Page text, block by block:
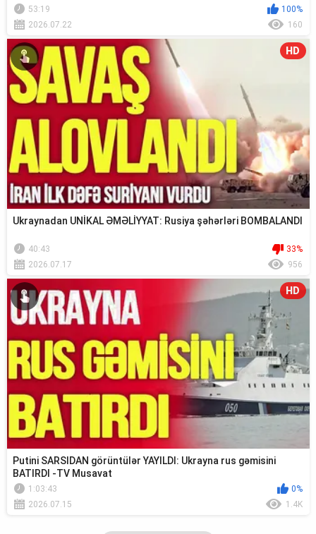
53:19
100%
2026.07.22
160
HD
Ukraynadan UNİKAL ƏMƏLİYYAT: Rusiya şəhərləri BOMBALANDI
40:43
33%
2026.07.17
956
HD
Putini SARSIDAN görüntülər YAYILDI: Ukrayna rus gəmisini
BATIRDI -TV Musavat
1:03:43
0%
2026.07.15
1.4K